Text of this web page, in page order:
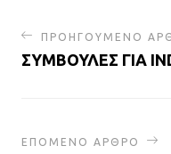
ΠΡΟΗΓΟΥΜΕΝΟ
ΣΥΜΒΟΥΛΕΣ ΓΙΑ
ΕΠΟΜΕΝΟ ΑΡΘΡΟ